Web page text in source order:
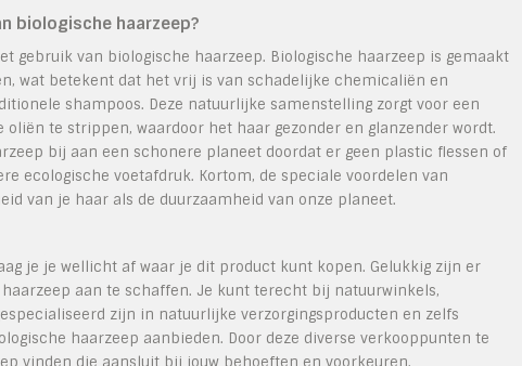
biologische haarzeep?
gebruik van biologische haarzeep. Biologische haarzeep is gemaakt
wat betekent dat het vrij is van schadelijke chemicaliën en
shampoos. Deze natuurlijke samenstelling zorgt voor een
te strippen, waardoor het haar gezonder en glanzender wordt.
bij aan een schonere planeet doordat er geen plastic flessen of
ecologische voetafdruk. Kortom, de speciale voordelen van
van je haar als de duurzaamheid van onze planeet.
je je wellicht af waar je dit product kunt kopen. Gelukkig zijn er
aan te schaffen. Je kunt terecht bij natuurwinkels,
zijn in natuurlijke verzorgingsproducten en zelfs
haarzeep aanbieden. Door deze diverse verkooppunten te
vinden die aansluit bij jouw behoeften en voorkeuren.